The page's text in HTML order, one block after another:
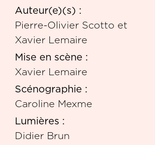
Auteur(e)(s) :
Pierre-Olivier Scotto et
Xavier Lemaire
Mise en scène :
Xavier Lemaire
Scénographie :
Caroline Mexme
Lumières :
Didier Brun